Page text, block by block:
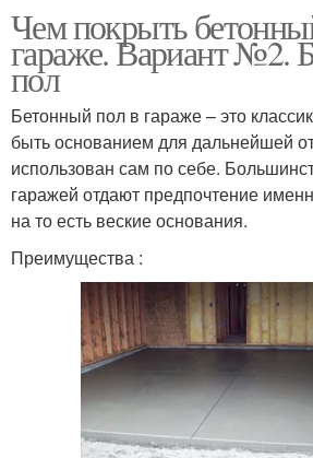
Чем покрыть
гараже. Вариант №2.
пол
Бетонный пол в гараже – это
быть основанием для дальнейшей
использован сам по себе.
гаражей отдают предпочтение
на то есть веские основания.
Преимущества :